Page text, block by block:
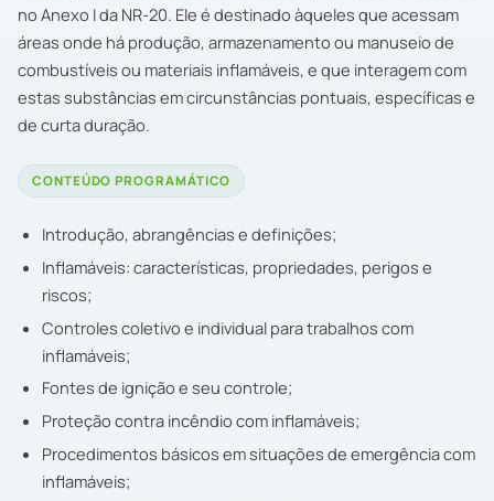
no Anexo I da NR-20. Ele é destinado àqueles que acessam
áreas onde há produção, armazenamento ou manuseio de
combustíveis ou materiais inflamáveis, e que interagem com
estas substâncias em circunstâncias pontuais, específicas e
de curta duração.
CONTEÚDO PROGRAMÁTICO
Introdução, abrangências e definições;
Inflamáveis: características, propriedades, perigos e
riscos;
Controles coletivo e individual para trabalhos com
inflamáveis;
Fontes de ignição e seu controle;
Proteção contra incêndio com inflamáveis;
Procedimentos básicos em situações de emergência com
inflamáveis;